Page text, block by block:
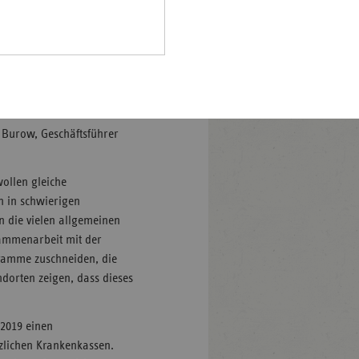
Entwicklung. Hier helfen
Beispiel zur
Ziel ist es, die
Geschäftsführer
gleiche
in schwierigen
die vielen allgemeinen
mit der
zuschneiden, die
zeigen, dass dieses
einen
Krankenkassen.